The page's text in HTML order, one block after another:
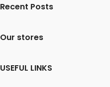
Recent Posts
Our stores
USEFUL LINKS